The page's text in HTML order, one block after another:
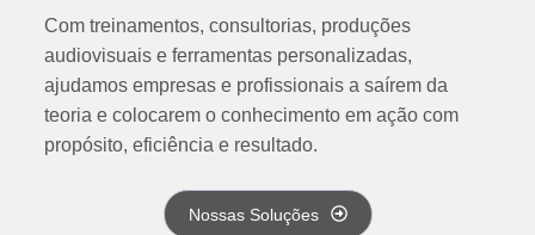
Com treinamentos, consultorias, produções
audiovisuais e ferramentas personalizadas,
ajudamos empresas e profissionais a saírem da
teoria e colocarem o conhecimento em ação com
propósito, eficiência e resultado.
Nossas Soluções